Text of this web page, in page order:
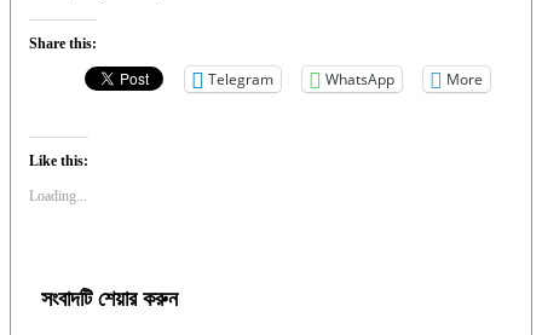
Share this:
Telegram WhatsApp More
Like this:
Loading...
সংবাদটি শেয়ার করুন